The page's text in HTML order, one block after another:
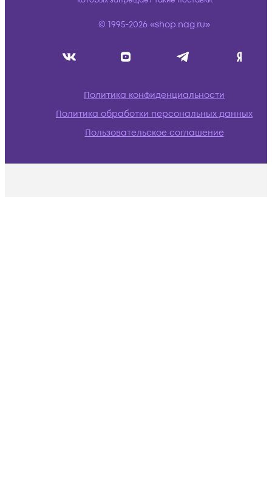
© 1995-2026 «shop.nag.ru»
Политика конфиденциальности
Политика обработки персональных данных
Пользовательское соглашение